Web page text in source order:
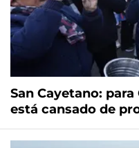
San Cayetano:
está cansado de